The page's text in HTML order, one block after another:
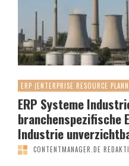
ERP (ENTERPRISE RESOURCE
ERP Systeme
branchenspezifische
Industrie
CONTENTMANAGER.DE